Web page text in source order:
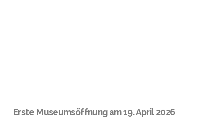
Erste Museumsöffnung am 19. April 2026